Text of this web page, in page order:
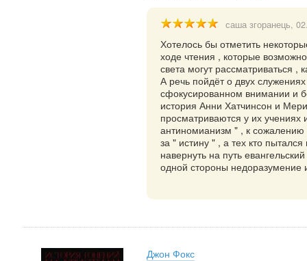
саша згоранець,
Хотелось бы отметить
ходе чтения , которые
света могут рассматриваться
А речь пойдёт о двух
сфокусированном внимании и
история Анни Хатчинсон и
просматриваются у их
антиномианизм " , к сожалению
за " истину " , а тех кто
навернуть на путь
одной стороны недоразумение
Джон Фокс